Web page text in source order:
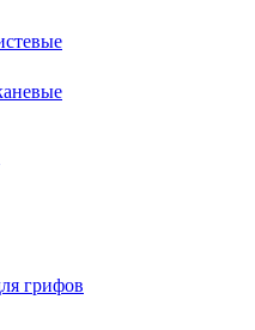
грифов